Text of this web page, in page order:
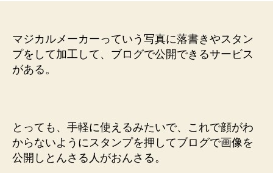
ー
カ
と
危
険
マジカルメーカーっていう写真に落書きやスタン
プをして加工して、ブログで公開できるサービス
がある。
とっても、手軽に使えるみたいで、これで顔がわ
からないようにスタンプを押してブログで画像を
公開しとんさる人がおんさる。